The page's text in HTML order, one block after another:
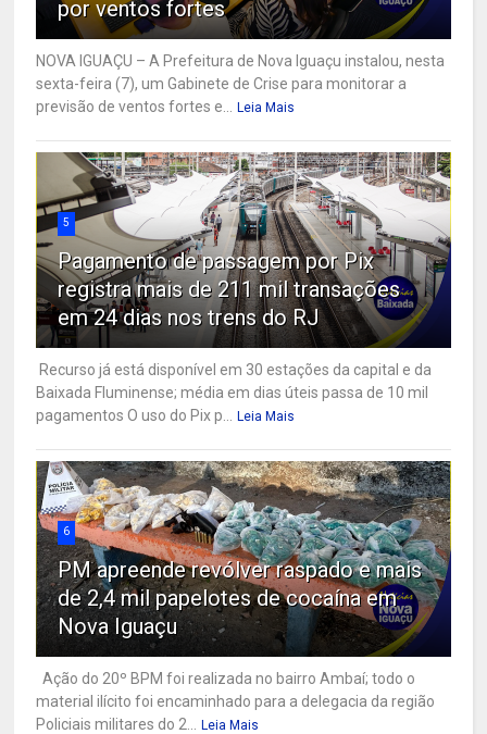
por ventos fortes
NOVA IGUAÇU – A Prefeitura de Nova Iguaçu instalou, nesta
sexta-feira (7), um Gabinete de Crise para monitorar a
previsão de ventos fortes e...
Leia Mais
5
Pagamento de passagem por Pix
registra mais de 211 mil transações
em 24 dias nos trens do RJ
Recurso já está disponível em 30 estações da capital e da
Baixada Fluminense; média em dias úteis passa de 10 mil
pagamentos O uso do Pix p...
Leia Mais
6
PM apreende revólver raspado e mais
de 2,4 mil papelotes de cocaína em
Nova Iguaçu
Ação do 20º BPM foi realizada no bairro Ambaí; todo o
material ilícito foi encaminhado para a delegacia da região
Policiais militares do 2...
Leia Mais